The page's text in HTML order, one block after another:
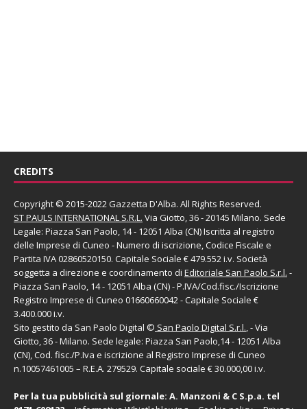
CREDITS
Copyright © 2015-2022 Gazzetta D'Alba. All Rights Reserved.
ST PAULS INTERNATIONAL S.R.L. Via Giotto, 36 - 20145 Milano. Sede
Legale: Piazza San Paolo, 14 - 12051 Alba (CN) Iscritta al registro
delle Imprese di Cuneo - Numero di iscrizione, Codice Fiscale e
Partita IVA 02860520150. Capitale Sociale € 479.552 i.v. Società
soggetta a direzione e coordinamento di Editoriale San Paolo S.r.l. -
Piazza San Paolo, 14 - 12051 Alba (CN) - P.IVA/Cod.fisc./Iscrizione
Registro Imprese di Cuneo 01660660042 - Capitale Sociale €
3.400.000 i.v.
Sito gestito da San Paolo Digital © San Paolo Digital S.r.l., - Via
Giotto, 36 - Milano. Sede legale: Piazza San Paolo,14 - 12051 Alba
(CN), Cod. fisc./P.Iva e iscrizione al Registro Imprese di Cuneo
n.10057461005 – R.E.A. 279529. Capitale sociale € 30.000,00 i.v.
Per la tua pubblicità sul giornale: A. Manzoni & C S.p.a. tel